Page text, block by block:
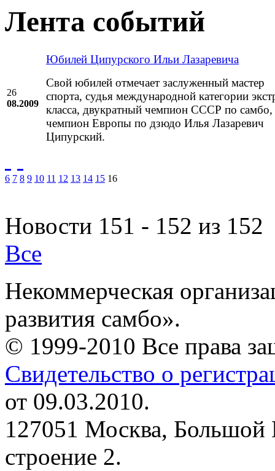
Лента событий
26
08.2009
Юбилей Ципурского Ильи Лазаревича
Свой юбилей отмечает заслуженный мастер
спорта, судья международной категории
класса, двукратный чемпион СССР по самбо,
чемпион Европы по дзюдо Илья Лазаревич
Ципурский.
6 7 8 9 10 11 12 13 14 15 16
Новости 151 - 152 из 152
Все
Некоммерческая
развития самбо».
© 1999-2010 Все права
Свидетельство о
от 09.03.2010.
127051 Москва, Большой
строение 2.